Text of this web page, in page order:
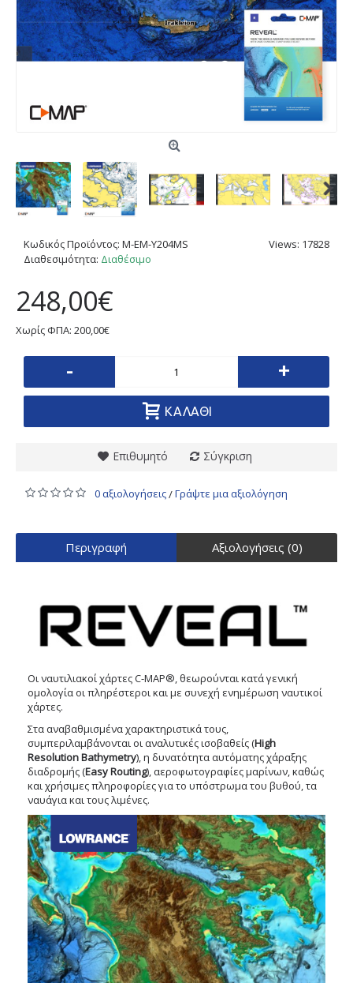
Views: 17828
Κωδικός Προϊόντος: M-EM-Y204MS
Διαθεσιμότητα: Διαθέσιμο
248,00€
Χωρίς ΦΠΑ: 200,00€
- +
ΚΑΛΆΘΙ
Επιθυμητό Σύγκριση
0 αξιολογήσεις/Γράψτε μια αξιολόγηση
Περιγραφή Αξιολογήσεις (0)
Οι ναυτιλιακοί χάρτες C-MAP®, θεωρούνται κατά γενική
ομολογία οι πληρέστεροι και με συνεχή ενημέρωση ναυτικοί
χάρτες.
Στα αναβαθμισμένα χαρακτηριστικά τους,
συμπεριλαμβάνονται οι αναλυτικές ισοβαθείς (High
Resolution Bathymetry), η δυνατότητα αυτόματης χάραξης
διαδρομής (Easy Routing), αεροφωτογραφίες μαρίνων, καθώς
και χρήσιμες πληροφορίες για το υπόστρωμα του βυθού, τα
ναυάγια και τους λιμένες.